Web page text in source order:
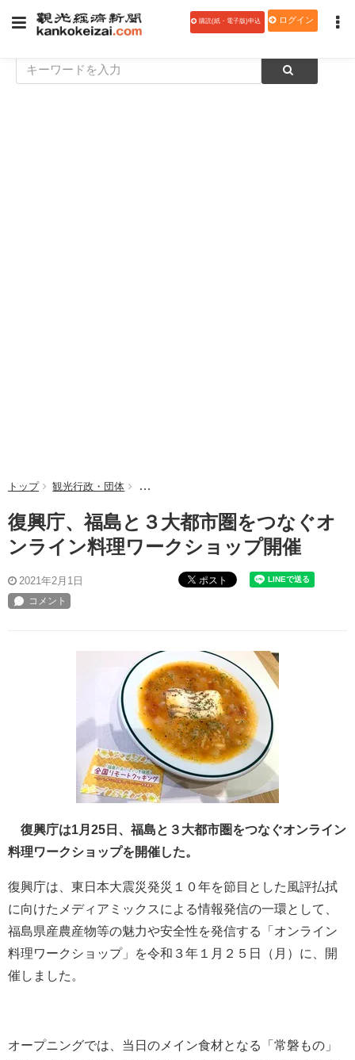
購読(紙・電子版)申込 ログイン
トップ 観光行政・団体 復興庁、福島と３大都市圏をつなぐオンライ
復興庁、福島と３大都市圏をつなぐオ
ンライン料理ワークショップ開催
2021年2月1日 ポスト
復興庁は1月25日、福島と３大都市圏をつなぐオンライン
料理ワークショップを開催した。
復興庁は、東日本大震災発災１０年を節目とした風評払拭
に向けたメディアミックスによる情報発信の一環として、
福島県産農産物等の魅力や安全性を発信する「オンライン
料理ワークショップ」を令和３年１月２５日（月）に、開
催しました。
オープニングでは、当日のメイン食材となる「常磐もの」